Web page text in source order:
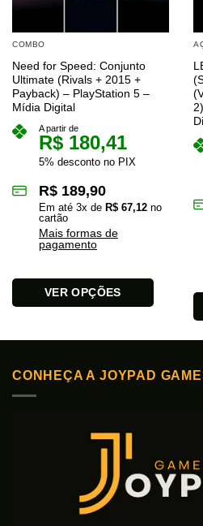
COMBO
Need for Speed: Conjunto
Ultimate (Rivals + 2015 +
Payback) – PlayStation 5 –
Mídia Digital
A partir de
R$ 180,41
5% desconto no PIX
R$ 189,90
Em até 3x de R$ 67,12 no
cartão
Mais formas de
pagamento
VER OPÇÕES
variantes.
As
CONHEÇA A JOYPAD